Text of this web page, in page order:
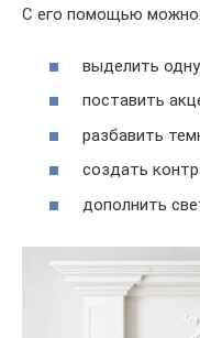
С его помощью можно:
выделить
поставить
разбавить
создать
дополнить